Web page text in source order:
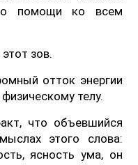
о помощи ко всем
зов.
отток энергии
телу.
что объевшийся
этого слова:
ясность ума, он